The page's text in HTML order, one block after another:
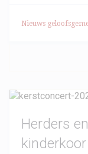
Nieuws
Herders